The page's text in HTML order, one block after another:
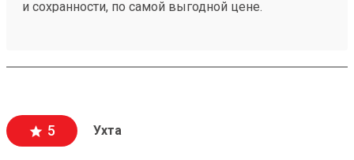
и сохранности, по самой выгодной цене.
5 Ухта